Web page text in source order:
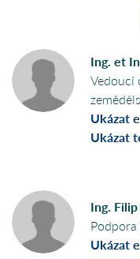
Ing. et
Vedoucí
Ukázat
Ukázat
Ing.
Ukázat